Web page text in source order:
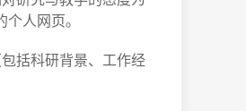
人网页。
括科研背景、工作经